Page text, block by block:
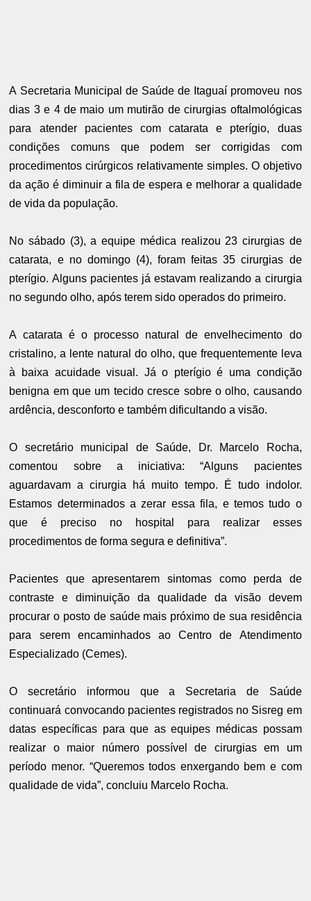
A Secretaria Municipal de Saúde de Itaguaí promoveu nos
dias 3 e 4 de maio um mutirão de cirurgias oftalmológicas
para atender pacientes com catarata e pterígio, duas
condições comuns que podem ser corrigidas com
procedimentos cirúrgicos relativamente simples. O objetivo
da ação é diminuir a fila de espera e melhorar a qualidade
de vida da população.
No sábado (3), a equipe médica realizou 23 cirurgias de
catarata, e no domingo (4), foram feitas 35 cirurgias de
pterígio. Alguns pacientes já estavam realizando a cirurgia
no segundo olho, após terem sido operados do primeiro.
A catarata é o processo natural de envelhecimento do
cristalino, a lente natural do olho, que frequentemente leva
à baixa acuidade visual. Já o pterígio é uma condição
benigna em que um tecido cresce sobre o olho, causando
ardência, desconforto e também dificultando a visão.
O secretário municipal de Saúde, Dr. Marcelo Rocha,
comentou sobre a iniciativa: “Alguns pacientes
aguardavam a cirurgia há muito tempo. É tudo indolor.
Estamos determinados a zerar essa fila, e temos tudo o
que é preciso no hospital para realizar esses
procedimentos de forma segura e definitiva”.
Pacientes que apresentarem sintomas como perda de
contraste e diminuição da qualidade da visão devem
procurar o posto de saúde mais próximo de sua residência
para serem encaminhados ao Centro de Atendimento
Especializado (Cemes).
O secretário informou que a Secretaria de Saúde
continuará convocando pacientes registrados no Sisreg em
datas específicas para que as equipes médicas possam
realizar o maior número possível de cirurgias em um
período menor. “Queremos todos enxergando bem e com
qualidade de vida”, concluiu Marcelo Rocha.